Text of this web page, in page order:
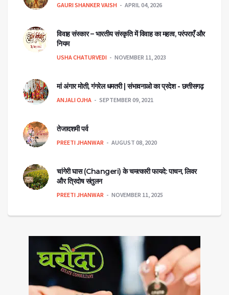
GAURI SHANKER VAISH APRIL 04, 2026
विवाह संस्कार – भारतीय संस्कृति में विवाह का महत्व, परंपराएँ और
नियम
USHA CHATURVEDI NOVEMBER 11, 2023
मां अंगार मोती, गंगरेल धमतरी | संभावनाओ का प्रदेश - छत्तीसगढ़
ANJALI OJHA SEPTEMBER 09, 2021
तेजादशमी पर्व
PREETI JHANWAR AUGUST 08, 2020
चांगेरी घास (Changeri) के चमत्कारी फायदे: पाचन, लिवर
और त्रिदोष संतुलन
PREETI JHANWAR NOVEMBER 11, 2025